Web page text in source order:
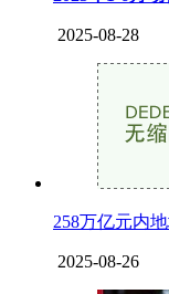
2025-08-28
258万亿元内
2025-08-26